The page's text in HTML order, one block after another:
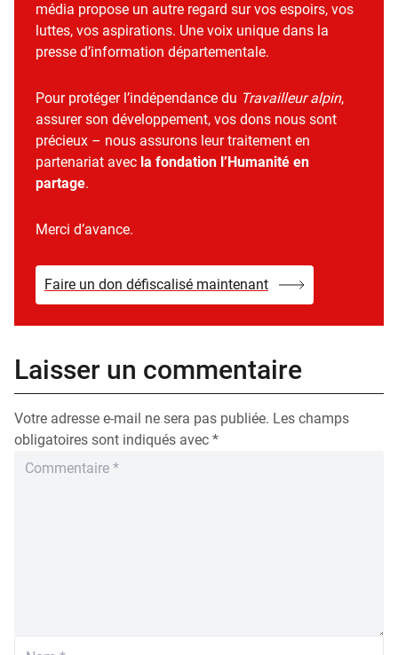
média propose un autre regard sur vos espoirs, vos
luttes, vos aspirations. Une voix unique dans la
presse d’information départementale.
Pour protéger l’indépendance du Travailleur alpin,
assurer son développement, vos dons nous sont
précieux – nous assurons leur traitement en
partenariat avec la fondation l’Humanité en
partage.
Merci d’avance.
Faire un don défiscalisé maintenant
Laisser un commentaire
Votre adresse e-mail ne sera pas publiée. Les champs
obligatoires sont indiqués avec *